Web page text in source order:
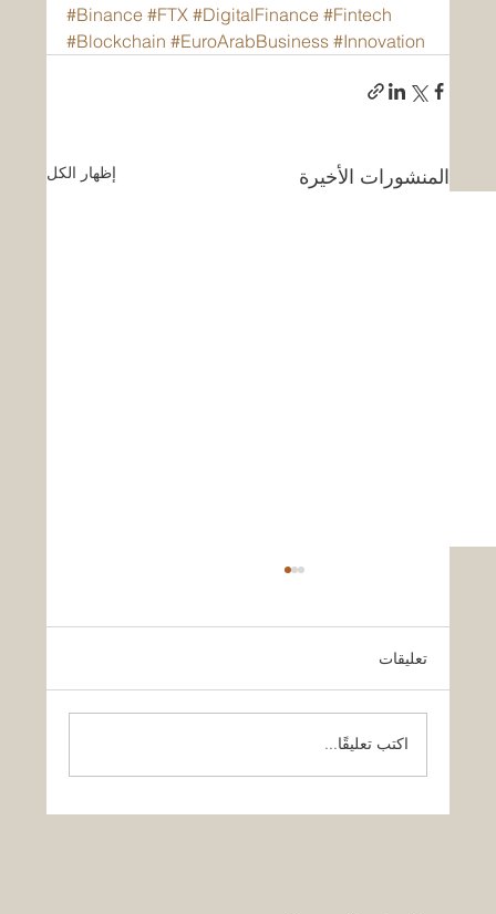
#Binance #FTX #DigitalFinance #Fintech
#Blockchain #EuroArabBusiness #Innovation
المنشورات الأخيرة إظهار الكل
تعليقات
اكتب تعليقًا...